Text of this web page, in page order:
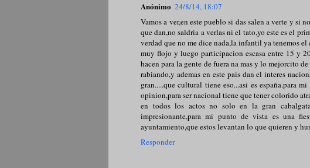
Anónimo 24/8/14, 18:07
Vamos a ver,en este pueblo si das salen a verte y si
que dan,no saldria a verlas ni el tato,yo este es el
verdad que no me dice nada,la infantil ya tenemos
muy flojo y luego participacion escasa entre 15 y
hacen para la gente de fuera na mas y lo mejorcito
rabiando,y ademas en este pais dan el interes
gran.....que cultural tiene eso...asi es españa.para
opinion,para ser nacional tiene que tener colorido
en todos los actos no solo en la gran
impresionante,para mi punto de vista es una
ayuntamiento,que estos levantan lo que quieren y
Responder